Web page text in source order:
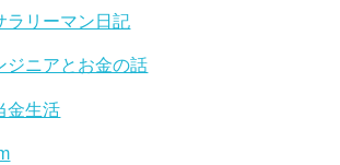
ラリーマン日記
ジニアとお金の話
金生活